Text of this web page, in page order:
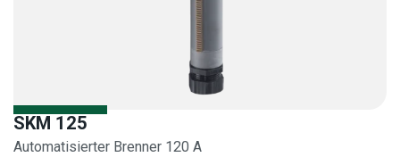
SKM 125
Automatisierter Brenner 120 A